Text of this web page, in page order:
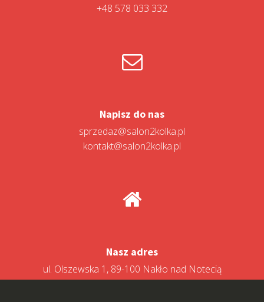
+48 578 033 332
Napisz do nas
sprzedaz@salon2kolka.pl
kontakt@salon2kolka.pl
Nasz adres
ul. Olszewska 1, 89-100 Nakło nad Notecią